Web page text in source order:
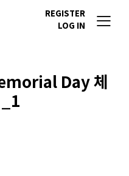
REGISTER
LOG IN
Day 체